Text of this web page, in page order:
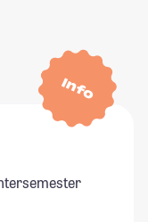
Info